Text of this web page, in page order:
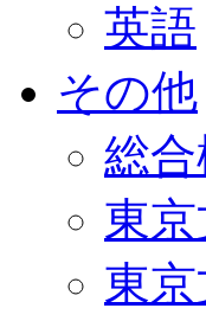
英語
その他
総
東
東